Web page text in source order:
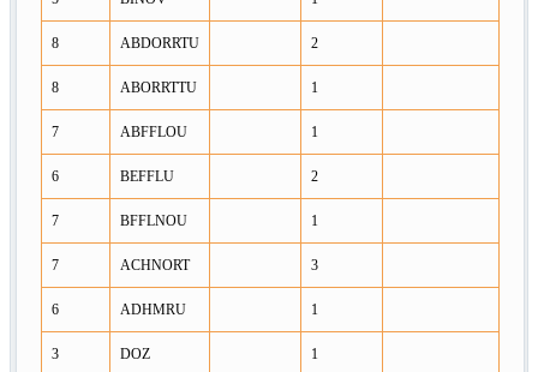
8 ABDORRTU 2
8 ABORRTTU 1
7 ABFFLOU 1
6 BEFFLU 2
7 BFFLNOU 1
7 ACHNORT 3
6 ADHMRU 1
3 DOZ 1